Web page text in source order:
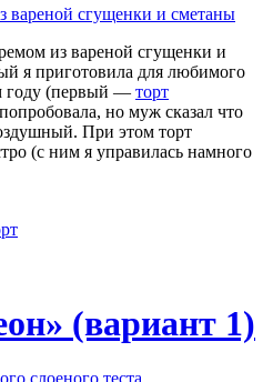
из вареной сгущенки и
я приготовила для любимого
году (первый — торт
но муж сказал что
При этом торт
(с ним я управилась намного
(вариант 1)